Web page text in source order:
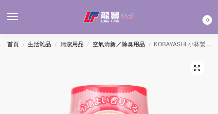
0
首頁 / 生活雜品 / 清潔用品 / 空氣清新／除臭用品 / KOBAYASHI 小林製藥 SAWADAY廁所芳香座(桃) 140G